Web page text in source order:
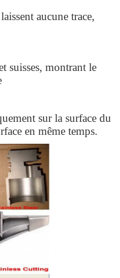
aucune trace,
suisses, montrant le
sur la surface du
en même temps.